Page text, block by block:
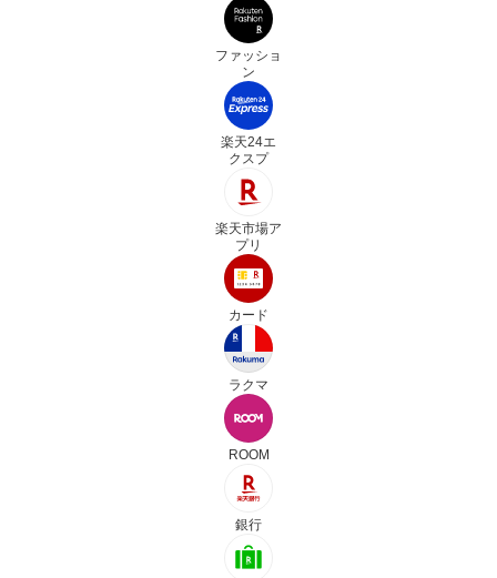
ファッショ
ン
楽天24エ
クスプ
楽天市場ア
プリ
カード
ラクマ
ROOM
銀行